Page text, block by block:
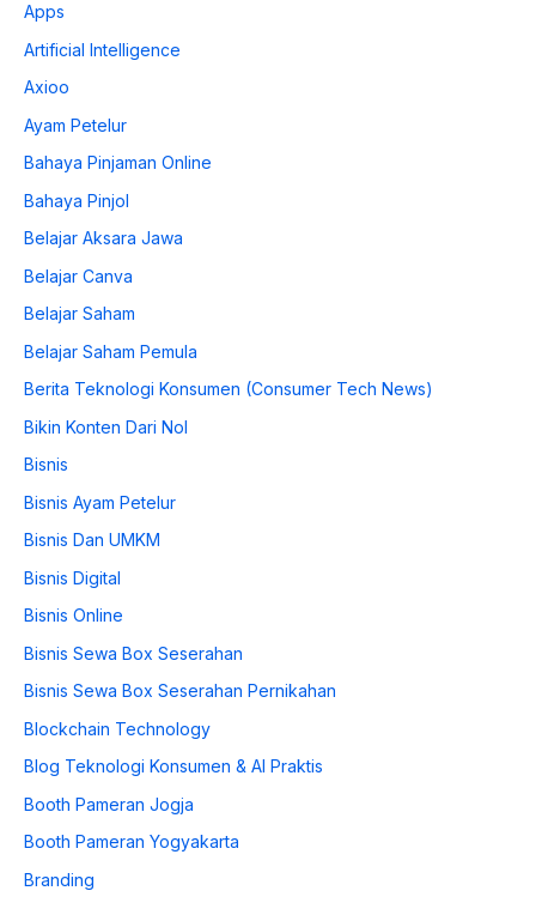
Apps
Artificial Intelligence
Axioo
Ayam Petelur
Bahaya Pinjaman Online
Bahaya Pinjol
Belajar Aksara Jawa
Belajar Canva
Belajar Saham
Belajar Saham Pemula
Berita Teknologi Konsumen (Consumer Tech News)
Bikin Konten Dari Nol
Bisnis
Bisnis Ayam Petelur
Bisnis Dan UMKM
Bisnis Digital
Bisnis Online
Bisnis Sewa Box Seserahan
Bisnis Sewa Box Seserahan Pernikahan
Blockchain Technology
Blog Teknologi Konsumen & AI Praktis
Booth Pameran Jogja
Booth Pameran Yogyakarta
Branding